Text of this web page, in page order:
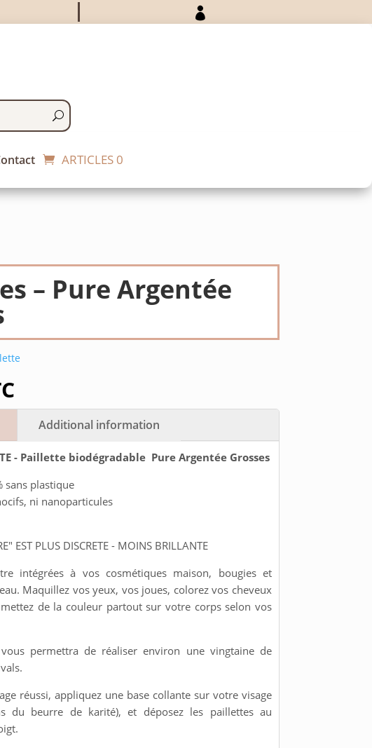

ARTICLES 0
– Pure Argentée
Additional information
- Paillette biodégradable Pure Argentée Grosses
sans plastique
ni nanoparticules
EST PLUS DISCRETE - MOINS BRILLANTE
intégrées à vos cosmétiques maison, bougies et
Maquillez vos yeux, vos joues, colorez vos cheveux
de la couleur partout sur votre corps selon vos
permettra de réaliser environ une vingtaine de
réussi, appliquez une base collante sur votre visage
du beurre de karité), et déposez les paillettes au